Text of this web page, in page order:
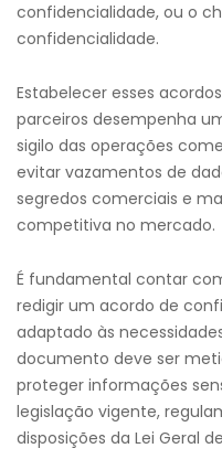
confidencialidade, ou o
confidencialidade.
Estabelecer esses
parceiros desempenha
sigilo das operações
evitar vazamentos de
segredos comerciais e
competitiva no mercado.
É fundamental contar
redigir um acordo de
adaptado às
documento deve ser
proteger informações
legislação vigente,
disposições da Lei Geral